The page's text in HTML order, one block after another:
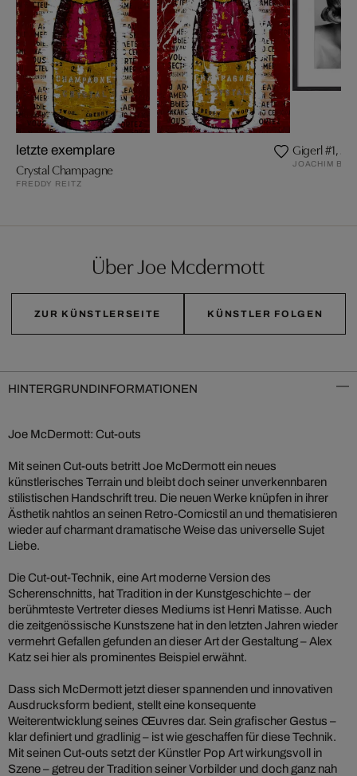
letzte exemplare
Crystal Champagne
FREDDY REITZ
Gigerl #1,
JOACHIM
Über Joe Mcdermott
ZUR KÜNSTLERSEITE KÜNSTLER FOLGEN
HINTERGRUNDINFORMATIONEN
Joe McDermott: Cut-outs
Mit seinen Cut-outs betritt Joe McDermott ein neues
künstlerisches Terrain und bleibt doch seiner unverkennbaren
stilistischen Handschrift treu. Die neuen Werke knüpfen in ihrer
Ästhetik nahtlos an seinen Retro-Comicstil an und thematisieren
wieder auf charmant dramatische Weise das universelle Sujet
Liebe.
Die Cut-out-Technik, eine Art moderne Version des
Scherenschnitts, hat Tradition in der Kunstgeschichte – der
berühmteste Vertreter dieses Mediums ist Henri Matisse. Auch
die zeitgenössische Kunstszene hat in den letzten Jahren wieder
vermehrt Gefallen gefunden an dieser Art der Gestaltung – Alex
Katz sei hier als prominentes Beispiel erwähnt.
Dass sich McDermott jetzt dieser spannenden und innovativen
Ausdrucksform bedient, stellt eine konsequente
Weiterentwicklung seines Œuvres dar. Sein grafischer Gestus –
klar definiert und gradlinig – ist wie geschaffen für diese Technik.
Mit seinen Cut-outs setzt der Künstler Pop Art wirkungsvoll in
Szene – getreu der Tradition seiner Vorbilder und doch ganz nah